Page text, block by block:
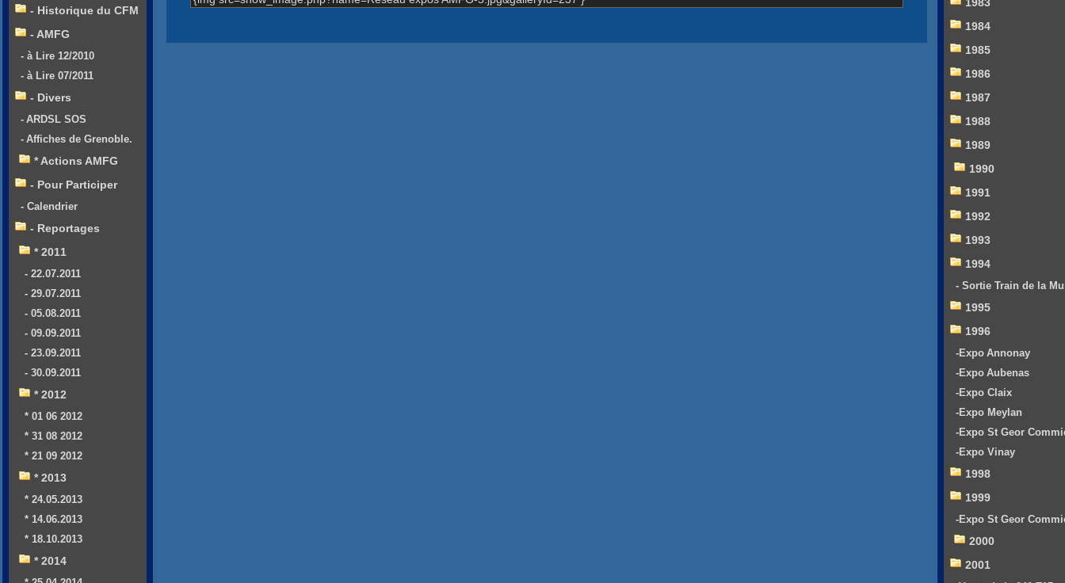
- Historique du CFM
- AMFG
- à Lire 12/2010
- à Lire 07/2011
- Divers
- ARDSL SOS
- Affiches de Grenoble.
* Actions AMFG
- Pour Participer
- Calendrier
- Reportages
* 2011
- 22.07.2011
- 29.07.2011
- 05.08.2011
- 09.09.2011
- 23.09.2011
- 30.09.2011
* 2012
* 01 06 2012
* 31 08 2012
* 21 09 2012
* 2013
* 24.05.2013
* 14.06.2013
* 18.10.2013
* 2014
1983
1984
1985
1986
1987
1988
1989
1990
1991
1992
1993
1994
- Sortie Train de la
1995
1996
-Expo Annonay
-Expo Aubenas
-Expo Claix
-Expo Meylan
-Expo St Geor
-Expo Vinay
1998
1999
-Expo St Geor
2000
2001